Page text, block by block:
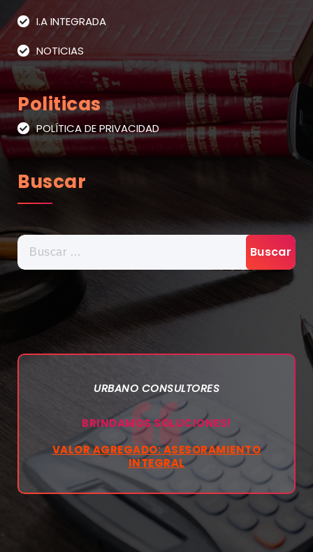
I.A INTEGRADA
NOTICIAS
Politicas
POLÍTICA DE PRIVACIDAD
Buscar
BUSCAR:
URBANO CONSULTORES
BRINDAMOS SOLUCIONES!
VALOR AGREGADO: ASESORAMIENTO
INTEGRAL